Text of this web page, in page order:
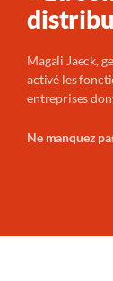
Magali Jaeck,
activé les
entreprises
Ne manquez